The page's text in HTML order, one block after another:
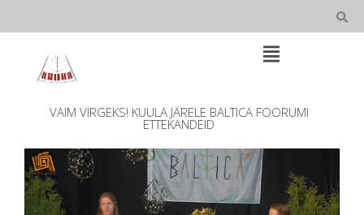
content
Open
VAIM VIRGEKS! KUULA JÄRELE BALTICA FOORUMI
ETTEKANDEID